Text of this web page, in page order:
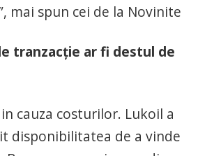
mai spun cei de la Novinite
tranzacție ar fi destul de
cauza costurilor. Lukoil a
disponibilitatea de a vinde